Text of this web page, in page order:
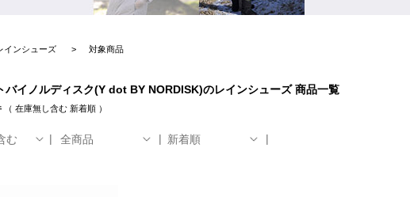
インシューズ 対象商品
バイノルディスク(Y dot BY NORDISK)のレインシューズ 商品一覧
（ 在庫無し含む 新着順）
む 全商品 新着順